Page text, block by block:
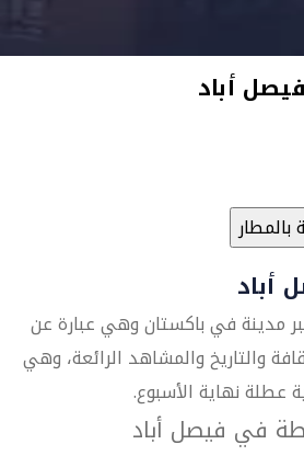
أباد
بالمطار
أباد
مدينة في باكستان وهي عبارة عن
والتاريخ والمشاهد الرائعة، وهي
عطلة نهاية الأسبوع.
في فيصل أباد